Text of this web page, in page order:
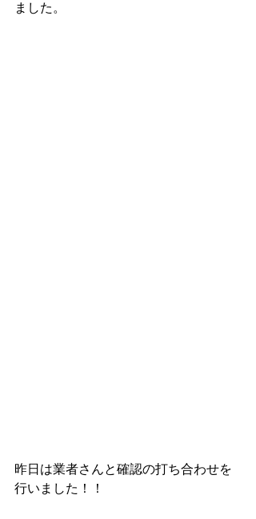
ました。
昨日は業者さんと確認の打ち合わせを
行いました！！